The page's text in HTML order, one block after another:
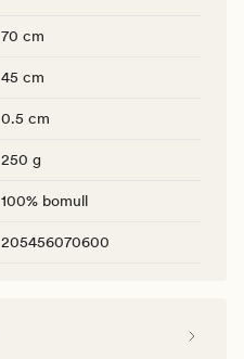
70 cm
45 cm
0.5 cm
250 g
100% bomull
205456070600